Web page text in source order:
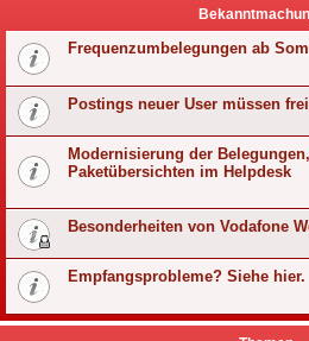
Frequenzumbelegungen ab
Postings neuer User müssen
Modernisierung der
Paketübersichten im Helpdesk
Besonderheiten von Vodafone
Empfangsprobleme? Siehe hier.